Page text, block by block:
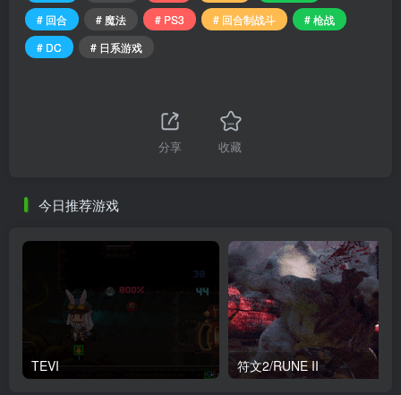
# 回合
# 魔法 # PS3 # 回合制战斗
# 枪战
# DC
# 日系游戏
分享 收藏
今日推荐游戏
TEVI 符文2/RUNE II